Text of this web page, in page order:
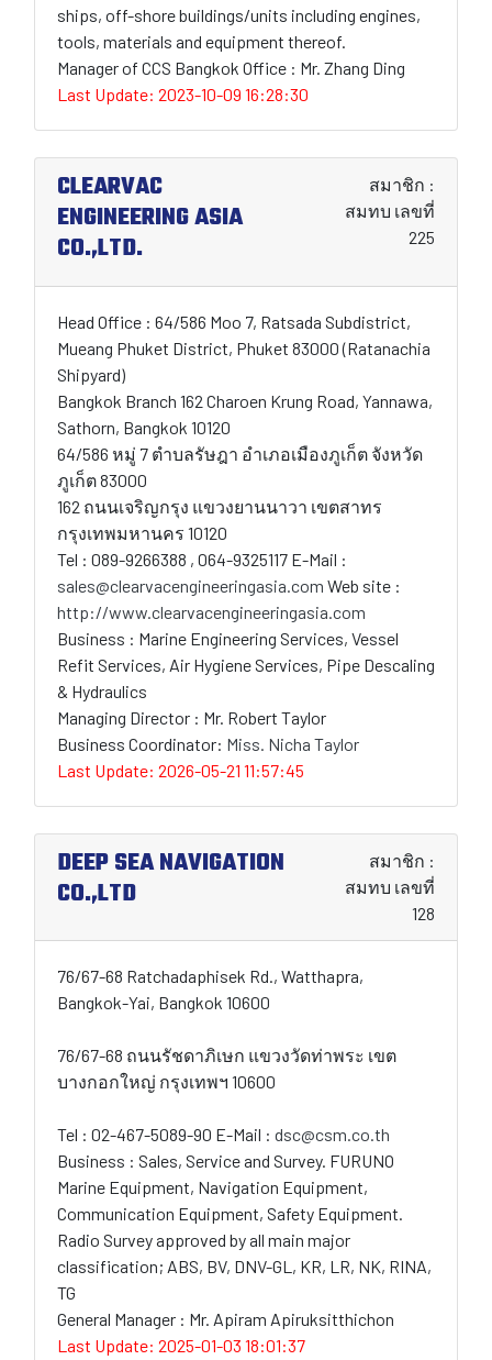
ships, off-shore buildings/units including engines,
tools, materials and equipment thereof.
Manager of CCS Bangkok Office : Mr. Zhang Ding
Last Update: 2023-10-09 16:28:30
CLEARVAC
ENGINEERING ASIA
CO.,LTD.
สมาชิก :
สมทบ เลขที่
225
Head Office : 64/586 Moo 7, Ratsada Subdistrict,
Mueang Phuket District, Phuket 83000 (Ratanachia
Shipyard)
Bangkok Branch 162 Charoen Krung Road, Yannawa,
Sathorn, Bangkok 10120
64/586 หมู่ 7 ตำบลรัษฎา อำเภอเมืองภูเก็ต จังหวัด
ภูเก็ต 83000
162 ถนนเจริญกรุง แขวงยานนาวา เขตสาทร
กรุงเทพมหานคร 10120
Tel : 089-9266388 , 064-9325117 E-Mail :
sales@clearvacengineeringasia.com Web site :
http://www.clearvacengineeringasia.com
Business : Marine Engineering Services, Vessel
Refit Services, Air Hygiene Services, Pipe Descaling
& Hydraulics
Managing Director : Mr. Robert Taylor
Business Coordinator: Miss. Nicha Taylor
Last Update: 2026-05-21 11:57:45
DEEP SEA NAVIGATION
CO.,LTD
สมาชิก :
สมทบ เลขที่
128
76/67-68 Ratchadaphisek Rd., Watthapra,
Bangkok-Yai, Bangkok 10600
76/67-68 ถนนรัชดาภิเษก แขวงวัดท่าพระ เขต
บางกอกใหญ่ กรุงเทพฯ 10600
Tel : 02-467-5089-90 E-Mail : dsc@csm.co.th
Business : Sales, Service and Survey. FURUNO
Marine Equipment, Navigation Equipment,
Communication Equipment, Safety Equipment.
Radio Survey approved by all main major
classification; ABS, BV, DNV-GL, KR, LR, NK, RINA,
TG
General Manager : Mr. Apiram Apiruksitthichon
Last Update: 2025-01-03 18:01:37